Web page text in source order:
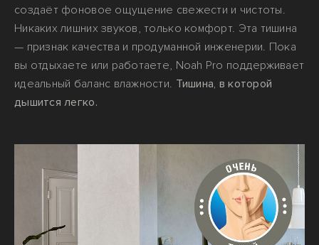
создаёт фоновое ощущение свежести и чистоты.
Никаких лишних звуков, только комфорт. Эта тишина
— признак качества и продуманной инженерии. Пока
вы отдыхаете или работаете, Noah Pro поддерживает
идеальный баланс влажности. Тишина, в которой
дышится легко.